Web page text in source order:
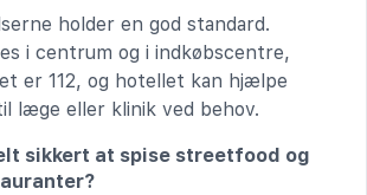
holder en god standard.
i centrum og i indkøbscentre,
er 112, og hotellet kan hjælpe
læge eller klinik ved behov.
sikkert at spise streetfood og